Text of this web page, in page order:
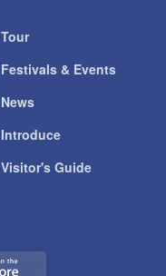
Tour
Festivals & Events
News
Introduce
Visitor's Guide